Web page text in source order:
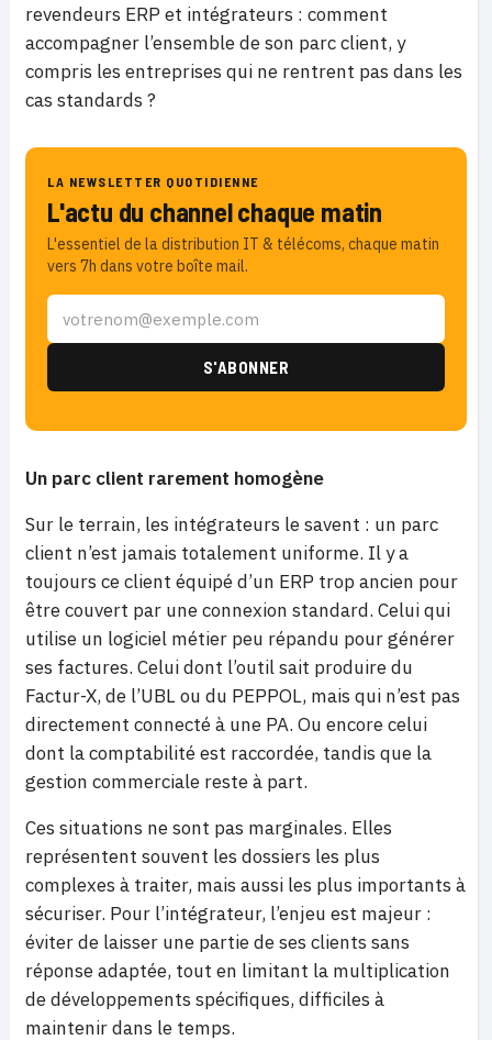
revendeurs ERP et intégrateurs : comment
accompagner l’ensemble de son parc client, y
compris les entreprises qui ne rentrent pas dans les
cas standards ?
LA NEWSLETTER QUOTIDIENNE
L'actu du channel chaque matin
L'essentiel de la distribution IT & télécoms, chaque matin
vers 7h dans votre boîte mail.
Un parc client rarement homogène
Sur le terrain, les intégrateurs le savent : un parc
client n’est jamais totalement uniforme. Il y a
toujours ce client équipé d’un ERP trop ancien pour
être couvert par une connexion standard. Celui qui
utilise un logiciel métier peu répandu pour générer
ses factures. Celui dont l’outil sait produire du
Factur-X, de l’UBL ou du PEPPOL, mais qui n’est pas
directement connecté à une PA. Ou encore celui
dont la comptabilité est raccordée, tandis que la
gestion commerciale reste à part.
Ces situations ne sont pas marginales. Elles
représentent souvent les dossiers les plus
complexes à traiter, mais aussi les plus importants à
sécuriser. Pour l’intégrateur, l’enjeu est majeur :
éviter de laisser une partie de ses clients sans
réponse adaptée, tout en limitant la multiplication
de développements spécifiques, difficiles à
maintenir dans le temps.